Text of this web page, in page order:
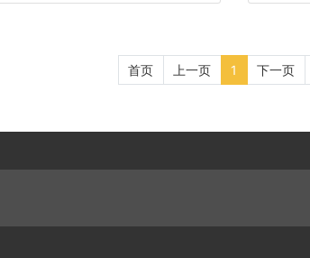
首页 上一页 1 下一页